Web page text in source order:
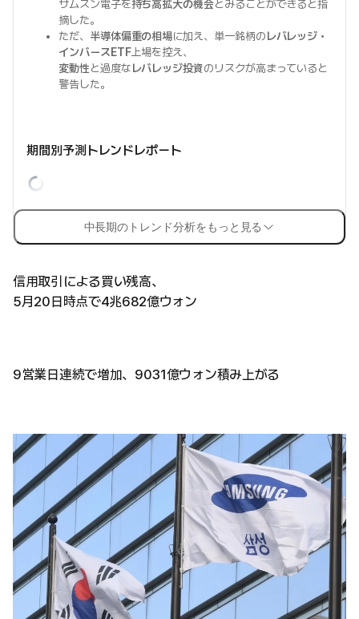
サムスン電子を持ち高拡大の機会とみることができると指
摘した。
ただ、 半導体偏重の相場に加え、単一銘柄のレバレッジ・
インバースETF上場を控え、
変動性と過度なレバレッジ投資のリスクが高まっていると
警告した。
期間別予測トレンドレポート
中長期のトレンド分析をもっと見る
信用取引による買い残高、
5月20日時点で4兆682億ウォン
9営業日連続で増加、9031億ウォン積み上がる